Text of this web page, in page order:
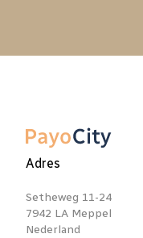
Adres
Setheweg 11-24
7942 LA Meppel
Nederland